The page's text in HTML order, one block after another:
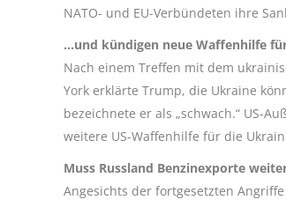
NATO- und EU-Verbündeten ihre
…und kündigen neue Waffenhilfe
Nach einem Treffen mit dem
York erklärte Trump, die Ukraine
bezeichnete er als „schwach.“ US-
weitere US-Waffenhilfe für die
Muss Russland Benzinexporte
Angesichts der fortgesetzten